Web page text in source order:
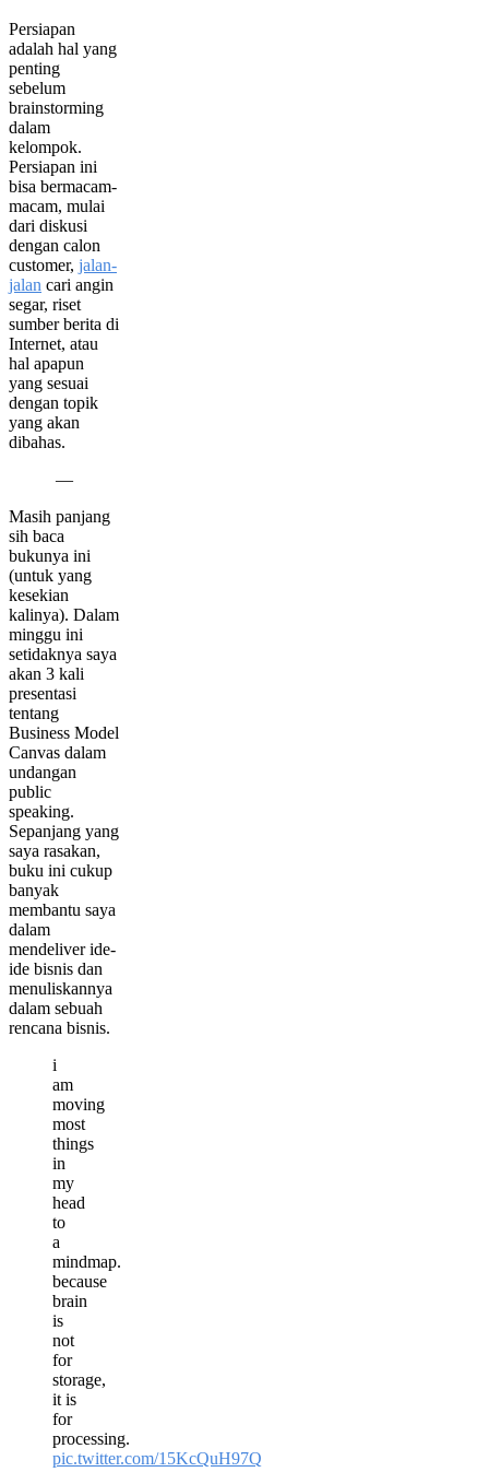
Persiapan
adalah hal yang
penting
sebelum
brainstorming
dalam
kelompok.
Persiapan ini
bisa bermacam-
macam, mulai
dari diskusi
dengan calon
customer, jalan-
jalan cari angin
segar, riset
sumber berita di
Internet, atau
hal apapun
yang sesuai
dengan topik
yang akan
dibahas.
—
Masih panjang
sih baca
bukunya ini
(untuk yang
kesekian
kalinya). Dalam
minggu ini
setidaknya saya
akan 3 kali
presentasi
tentang
Business Model
Canvas dalam
undangan
public
speaking.
Sepanjang yang
saya rasakan,
buku ini cukup
banyak
membantu saya
dalam
mendeliver ide-
ide bisnis dan
menuliskannya
dalam sebuah
rencana bisnis.
i
am
moving
most
things
in
my
head
to
a
mindmap.
because
brain
is
not
for
storage,
it is
for
processing.
pic.twitter.com/15KcQuH97Q